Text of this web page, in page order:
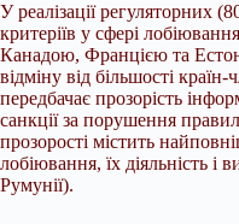
У реалізації регуляторних
критеріїв у сфері
Канадою, Францією та
відміну від більшості
передбачає прозорість
санкції за порушення правил
прозорості містить
лобіювання, їх діяльність і
Румунії).